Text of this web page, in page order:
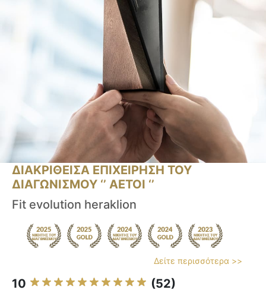
ΔΙΑΚΡΙΘΕΙΣΑ ΕΠΙΧΕΙΡΗΣΗ ΤΟΥ
ΔΙΑΓΩΝΙΣΜΟΥ ‘’ ΑΕΤΟΙ ‘’
Fit evolution heraklion
Δείτε περισσότερα >>
10 (52)